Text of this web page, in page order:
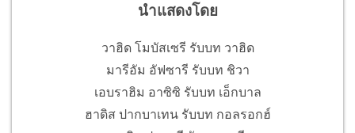
นำแสดงโดย
วาฮิด โมบัสเซรี รับบท วาฮิด
มารีอัม อัฟซารี รับบท ชิวา
เอบราฮิม อาซิซิ รับบท เอ็กบาล
ฮาดิส ปากบาเทน รับบท กอลรอกฮ์